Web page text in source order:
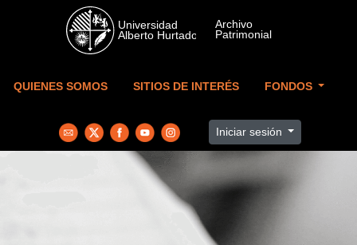
Skip to main content
QUIENES SOMOS SITIOS DE INTERÉS FONDOS
Iniciar sesión